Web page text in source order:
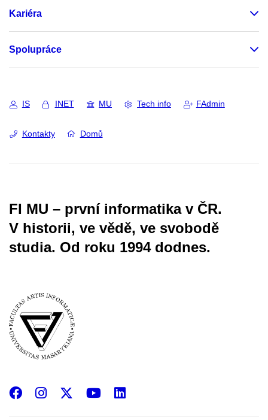
Kariéra
Spolupráce
IS INET MU Tech info FAdmin
Kontakty Domů
FI MU – první informatika v ČR.
V historii, ve vědě, ve svobodě
studia. Od roku 1994 dodnes.
Facebook
InstagramYouTube
LinkedIn